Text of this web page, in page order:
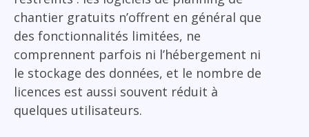
chantier gratuits n’offrent en général que
des fonctionnalités limitées, ne
comprennent parfois ni l’hébergement ni
le stockage des données, et le nombre de
licences est aussi souvent réduit à
quelques utilisateurs.